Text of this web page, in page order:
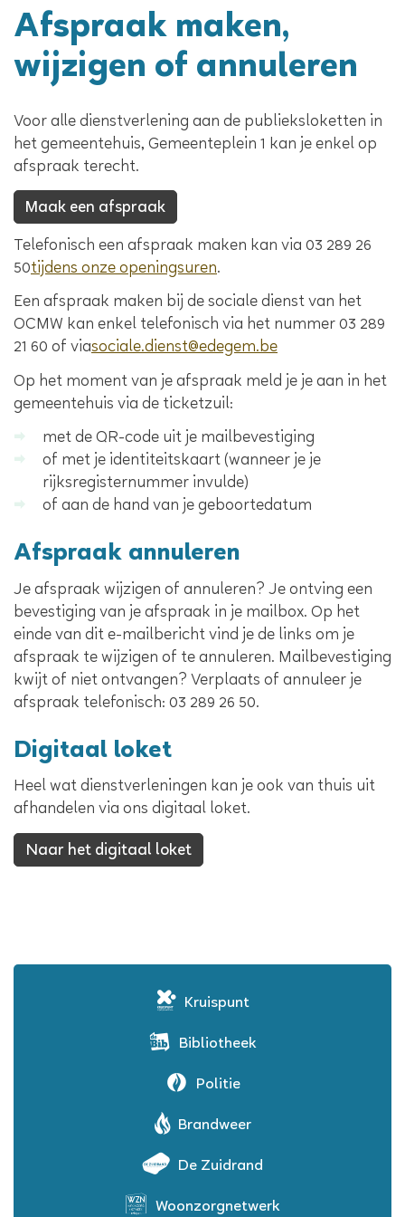
Afspraak maken,
wijzigen of annuleren
Voor alle dienstverlening aan de publieksloketten in
het gemeentehuis, Gemeenteplein 1 kan je enkel op
afspraak terecht.
Maak een afspraak
Telefonisch een afspraak maken kan via 03 289 26
50tijdens onze openingsuren.
Een afspraak maken bij de sociale dienst van het
OCMW kan enkel telefonisch via het nummer 03 289
21 60 of viasociale.dienst@edegem.be
Op het moment van je afspraak meld je je aan in het
gemeentehuis via de ticketzuil:
met de QR-code uit je mailbevestiging
of met je identiteitskaart (wanneer je je
rijksregisternummer invulde)
of aan de hand van je geboortedatum
Afspraak annuleren
Je afspraak wijzigen of annuleren? Je ontving een
bevestiging van je afspraak in je mailbox. Op het
einde van dit e-mailbericht vind je de links om je
afspraak te wijzigen of te annuleren. Mailbevestiging
kwijt of niet ontvangen? Verplaats of annuleer je
afspraak telefonisch: 03 289 26 50.
Digitaal loket
Heel wat dienstverleningen kan je ook van thuis uit
afhandelen via ons digitaal loket.
Naar het digitaal loket
Kruispunt
Bibliotheek
Politie
Brandweer
De Zuidrand
Woonzorgnetwerk